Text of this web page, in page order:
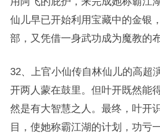
仙儿早已开始利用宝藏中的金银
部，又凭借一身武功成为魔教的
32、上官小仙传自林仙儿的高超
开两人蒙在鼓里。但叶开既然能
然是有大智慧之人。最终，叶开
目，使她称霸江湖的计划，功亏一